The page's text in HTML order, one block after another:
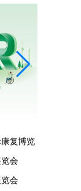
复博览
会
会